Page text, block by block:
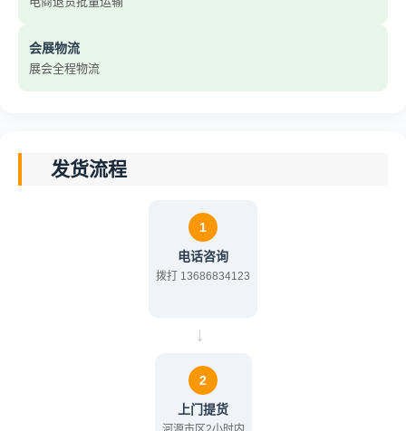
会展物流
展会全程物流
发货流程
1
电话咨询
拨打 13686834123
→
2
上门提货